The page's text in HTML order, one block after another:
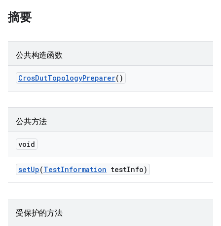
摘要
公共构造函数
CrosDutTopologyPreparer()
公共方法
void
setUp(TestInformation testInfo)
受保护的方法